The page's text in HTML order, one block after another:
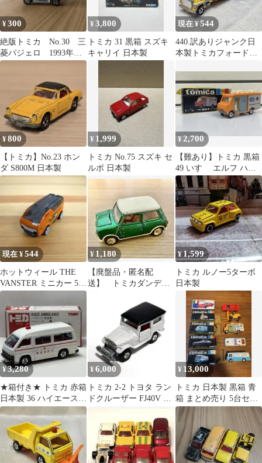
¥300
絶版トミカ No.30 三
菱パジェロ 1993年
日本製
¥3,800
トミカ 31 黒箱 スズキ
キャリイ 日本製
現在 ¥544
440.訳ありジャンク日
本製トミカフォードキ
¥800
【トミカ】No.23 ホン
ダ S800M 日本製
¥ 1,999
トミカ No.75 スズキ セ
ルボ 日本製
¥2,700
【難あり】トミカ 黒箱
49 いすゞ エルフ ハイ
ルーフ
現在 ¥544
ホットウィール THE
VANSTER ミニカー 5パ
ック 限定カラー
¥ 1,180
【廃盤品・匿名配
送】 トミカダンデ
¥1,599
トミカ ルノー5ターボ
日本製
¥3,280
★箱付き★ トミカ 赤箱
日本製 36 ハイエース
救急車
¥6,000
トミカ 2-2 トヨタ ラン
ドクルーザー FJ40V 日
本製②
¥ 13,000
トミカ 日本製 黒箱 青
箱 まとめ売り 5台セッ
ト